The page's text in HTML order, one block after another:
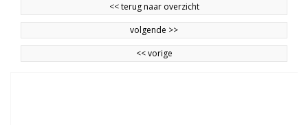
<<terug naar overzicht
volgende >>
<<vorige